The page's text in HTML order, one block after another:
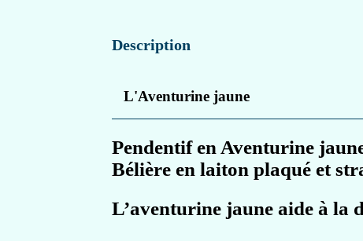
Description
L'Aventurine jaune
Pendentif en Aventurine
Bélière en laiton plaqué et
L’aventurine jaune aide à la